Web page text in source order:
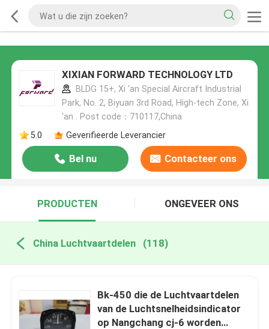
XIXIAN FORWARD TECHNOLOGY LTD
BLDG 15+, Xi 'an Special Aircraft Industrial
Park, No. 2, Biyuan 3rd Road, High-tech Zone, Xi
'an . Post code：710117,China
5.0
Geverifieerde Leverancier
Bel nu Contacteer ons
PRODUCTEN ONGEVEER ONS
China Luchtvaartdelen (118)
Bk-450 die de Luchtvaartdelen
van de Luchtsnelheidsindicator
op Nangchang cj-6 worden